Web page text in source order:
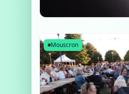
Mouscron